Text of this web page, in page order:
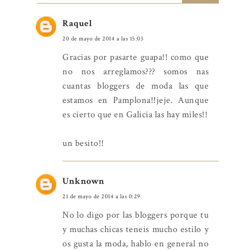
Raquel
20 de mayo de 2014 a las 15:03
Gracias por pasarte guapa!! como que
no nos arreglamos??? somos nas
cuantas bloggers de moda las que
estamos en Pamplona!!jeje. Aunque
es cierto que en Galicia las hay miles!!
un besito!!
Unknown
21 de mayo de 2014 a las 0:29
No lo digo por las bloggers porque tu
y muchas chicas teneis mucho estilo y
os gusta la moda, hablo en general no